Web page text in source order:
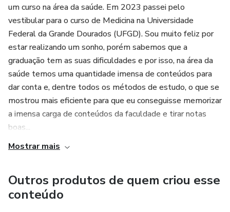
um curso na área da saúde. Em 2023 passei pelo
vestibular para o curso de Medicina na Universidade
Federal da Grande Dourados (UFGD). Sou muito feliz por
estar realizando um sonho, porém sabemos que a
graduação tem as suas dificuldades e por isso, na área da
saúde temos uma quantidade imensa de conteúdos para
dar conta e, dentre todos os métodos de estudo, o que se
mostrou mais eficiente para que eu conseguisse memorizar
a imensa carga de conteúdos da faculdade e tirar notas
boas...
Mostrar mais
Outros produtos de quem criou esse
conteúdo